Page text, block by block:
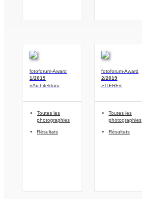
fotoforum-Award
1/2019
»Architektur«
Toutes les
photographies
Résultats
fotoforum-Award
2/2019
»TIERE«
Toutes les
photographies
Résultats